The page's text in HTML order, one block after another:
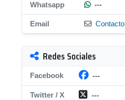
Whatsapp ---
Email Contacto
Redes Sociales
Facebook ---
Twitter / X ---